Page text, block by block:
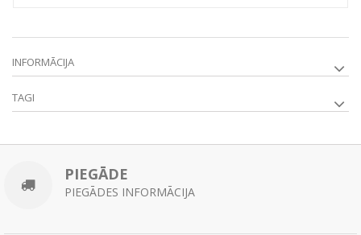
INFORMĀCIJA
TAGI
PIEGĀDE
PIEGĀDES INFORMĀCIJA